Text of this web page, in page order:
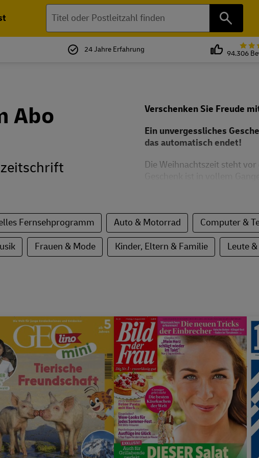
Suchen
24 Jahre Erfahrung
94.306
Abo
Verschenken Sie Freude
Ein unvergessliches
das automatisch endet!
Die Weihnachtszeit steht
Geschenk ist in vollem
Fernsehprogramm Auto & Motorrad Computer &
Frauen & Mode Kinder, Eltern & Familie Leute
Wert Eigenschaft
Preis 135,20 €